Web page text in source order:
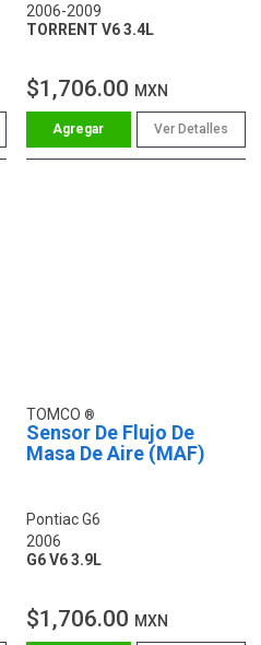
2006-2009
TORRENT V6 3.4L
$1,706.00 MXN
Ver Detalles
TOMCO
Sensor De Flujo De
Masa De Aire (MAF)
Pontiac G6
2006
G6 V6 3.9L
$1,706.00 MXN